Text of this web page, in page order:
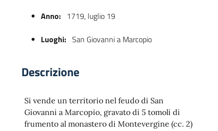
Anno: 1719, luglio 19
Luoghi: San Giovanni a Marcopio
Descrizione
Si vende un territorio nel feudo di San
Giovanni a Marcopio, gravato di 5 tomoli di
frumento al monastero di Montevergine (cc. 2)